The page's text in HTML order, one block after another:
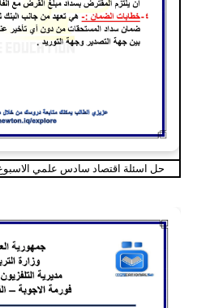
حل اسئلة اقتصاد سادس علمي الاسبوع